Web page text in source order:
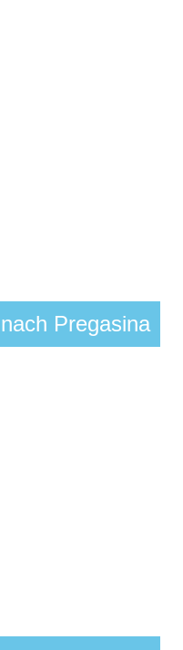
Pregasina